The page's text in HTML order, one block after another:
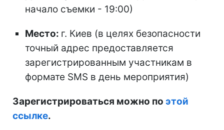
начало съемки - 19:00)
Место: г. Киев (в целях безопасности
точный адрес предоставляется
зарегистрированным участникам в
формате SMS в день мероприятия)
Зарегистрироваться можно по этой
ссылке.